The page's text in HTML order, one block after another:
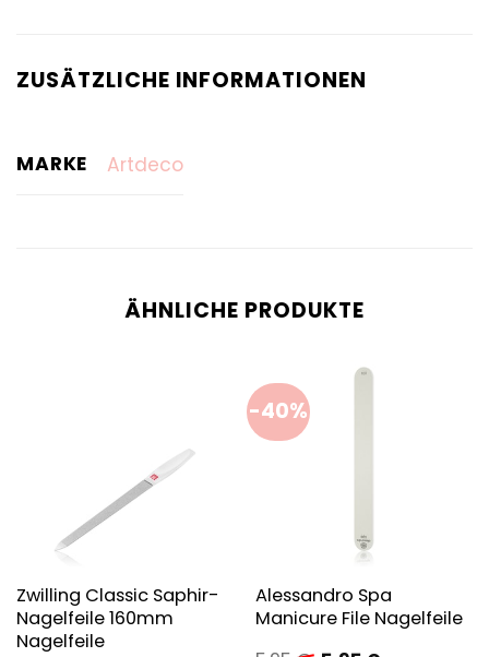
ZUSÄTZLICHE INFORMATIONEN
MARKE Artdeco
ÄHNLICHE PRODUKTE
Zwilling Classic Saphir-
Nagelfeile 160mm
Nagelfeile
-40%
Alessandro Spa
Manicure File Nagelfeile